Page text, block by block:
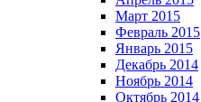
Март 2015
Февраль 2015
Январь 2015
Декабрь 2014
Ноябрь 2014
Октябрь 2014